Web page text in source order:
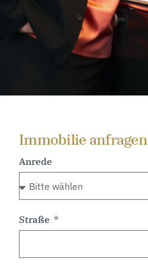
Immobilie anfragen
Anrede
Straße